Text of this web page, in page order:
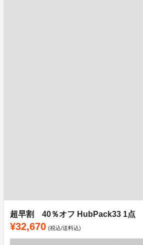
超早割 40％オフ HubPack33 1点
¥32,670 (税込/送料込)